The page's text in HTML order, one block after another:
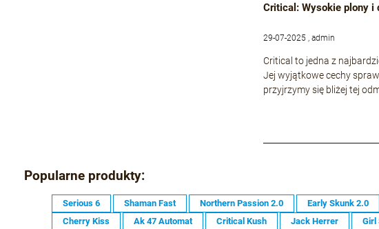
Critical: Wysokie plony i
29-07-2025 , admin
Critical to jedna z
Jej wyjątkowe cechy
przyjrzymy się bliżej tej
Popularne produkty:
Serious 6 Shaman Fast Northern Passion 2.0 Early Skunk 2.0
Cherry Kiss
Ak 47 Automat Critical Kush Jack Herrer Girl